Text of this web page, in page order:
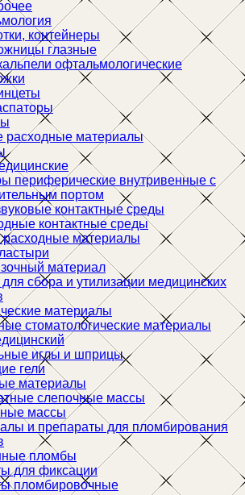
контейнеры
глазные
офтальмологические
расходные материалы
периферические внутривенные с
портом
контактные среды
контактные среды
расходные материалы
материал
сбора и утилизации медицинских
материалы
стоматологические материалы
иглы и шприцы
гели
материалы
слепочные массы
массы
и препараты для пломбирования
пломбы
для фиксации
пломбировочные